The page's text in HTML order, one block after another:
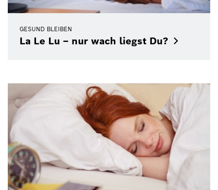
GESUND BLEIBEN
La Le Lu – nur wach liegst Du?